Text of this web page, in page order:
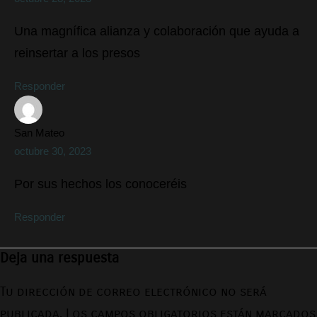
Una magnífica alianza y colaboración que ayuda a
reinsertar a los presos
Responder
San Mateo
octubre 30, 2023
Por sus hechos los conoceréis
Responder
Deja una respuesta
Tu dirección de correo electrónico no será
publicada. Los campos obligatorios están marcados